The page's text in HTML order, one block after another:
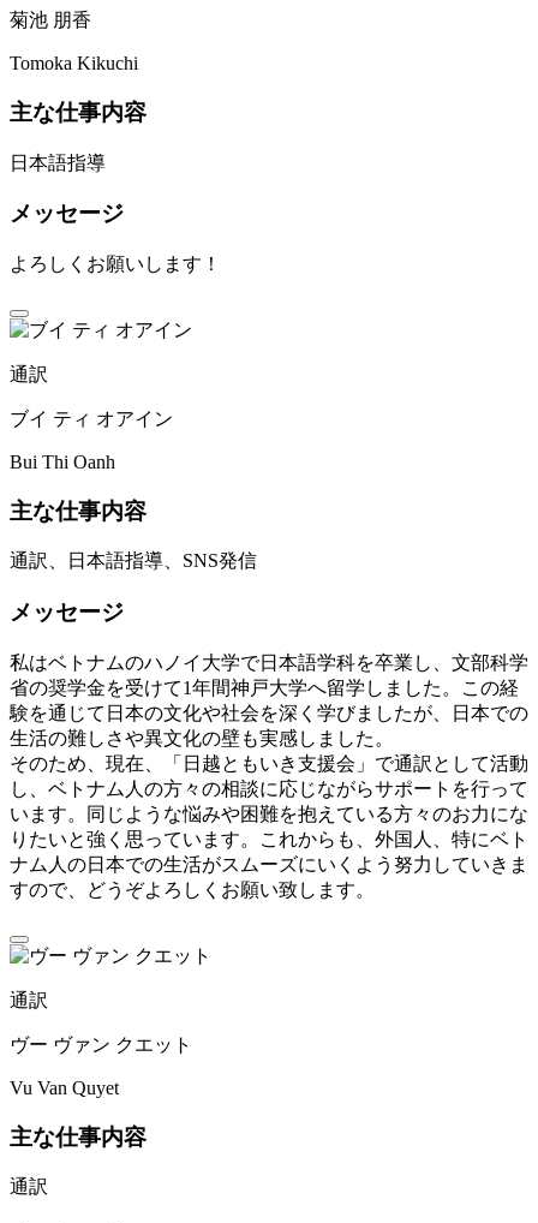
菊池 朋香
Tomoka Kikuchi
主な仕事内容
日本語指導
メッセージ
よろしくお願いします！
通訳
ブイ ティ オアイン
Bui Thi Oanh
主な仕事内容
通訳、日本語指導、SNS発信
メッセージ
私はベトナムのハノイ大学で日本語学科を卒業し、文部科学
省の奨学金を受けて1年間神戸大学へ留学しました。この経
験を通じて日本の文化や社会を深く学びましたが、日本での
生活の難しさや異文化の壁も実感しました。
そのため、現在、「日越ともいき支援会」で通訳として活動
し、ベトナム人の方々の相談に応じながらサポートを行って
います。同じような悩みや困難を抱えている方々のお力にな
りたいと強く思っています。これからも、外国人、特にベト
ナム人の日本での生活がスムーズにいくよう努力していきま
すので、どうぞよろしくお願い致します。
通訳
ヴー ヴァン クエット
Vu Van Quyet
主な仕事内容
通訳